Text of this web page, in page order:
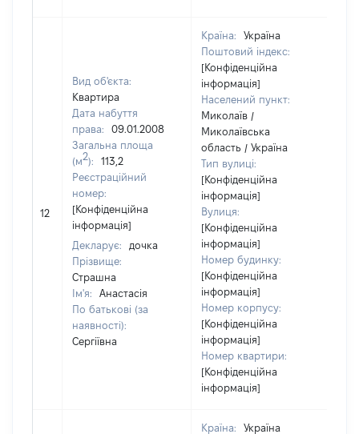
12
Вид об'єкта:
Квартира
Дата набуття
права:
09.01.2008
Загальна площа
(м2):
113,2
Реєстраційний
номер:
[Конфіденційна
інформація]
Декларує:
дочка
Прізвище:
Страшна
Ім'я:
Анастасія
По батькові (за
наявності):
Сергіївна
Країна:
Україна
Поштовий індекс:
[Конфіденційна
інформація]
Населений пункт:
Миколаїв /
Миколаївська
область / Україна
Тип вулиці:
[Конфіденційна
інформація]
Вулиця:
[Конфіденційна
інформація]
Номер будинку:
[Конфіденційна
інформація]
Номер корпусу:
[Конфіденційна
інформація]
Номер квартири:
[Конфіденційна
інформація]
Країна:
Україна